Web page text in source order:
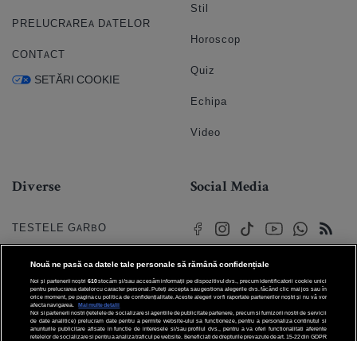
PRELUCRAREA DATELOR
CONTACT
SETĂRI COOKIE
Stil
Horoscop
Quiz
Echipa
Video
Diverse
TESTELE GARBO
HOROSCOP
HOROSCOPUL IUBIRII
FORUMURI
Social Media
© 2026 Internet Corp SRL
Toate drepturile rezervate
Nouă ne pasă ca datele tale personale să rămână confidențiale
Noi și partenerii noștri 610stocăm și/sau accesăm informații pe dispozitivul dvs., precum identificatorii cookie unici
pentru prelucrarea datelor cu caracter personal. Puteți accepta sau gestiona alegerile dvs. făcând clic mai jos sau în
orice moment, pe pagina cu politica de confidențialitate. Aceste alegeri vor fi raportate partenerilor noștri și nu vă vor
afecta navigarea.
Mai multe detalii
Noi si partenerii nostri (retelele de socializare si agentiile de publicitate partenere, precum si furnizorii nostri de servicii
de date analitice) prelucram date pentru a permite website-ului sa functioneze, pentru a personaliza continutul si
anunturile publicitare afisate in functie de interesele si/sau profilul dvs., pentru a va oferi functionalitati aferente
retelelor de socializare si pentru a analiza traficul pe website. Beneficiati de drepturile prevazute de art. 15-22 din GDPR